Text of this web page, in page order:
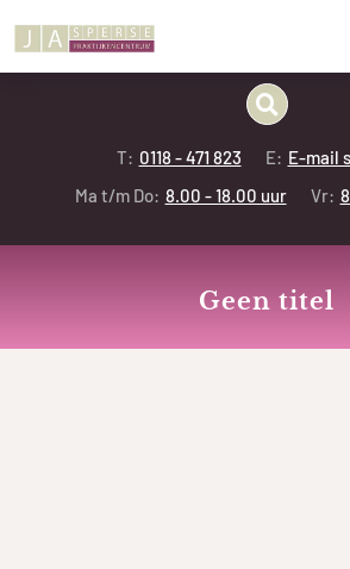
T: 0118 - 471 823 E: E-mail
Ma t/m Do: 8.00 - 18.00 uur Vr:
Geen titel